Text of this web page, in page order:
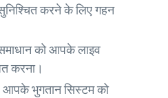
सुनिश्चित करने के लिए गहन
को आपके लाइव
करना।
आपके भुगतान सिस्टम को